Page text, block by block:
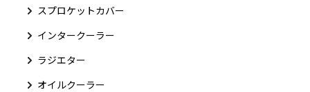
スプロケットカバー
インタークーラー
ラジエター
オイルクーラー